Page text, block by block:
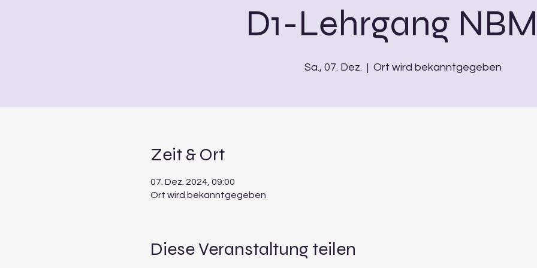
D1-Lehrgang
Sa., 07. Dez.
  |
Ort wird bekanntgegeben
Zeit & Ort
07. Dez. 2024, 09:00
Ort wird bekanntgegeben
Diese Veranstaltung teilen